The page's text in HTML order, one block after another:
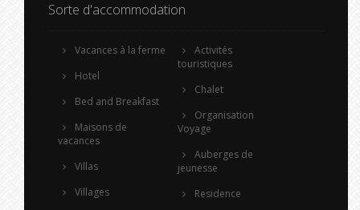
Sorte d'accommodation
Vacances à la ferme
Hotel
Bed and Breakfast
Maisons de
vacances
Villas
Villages
Activités
touristiques
Chalet
Organisation
Voyage
Auberges de
jeunesse
Residence